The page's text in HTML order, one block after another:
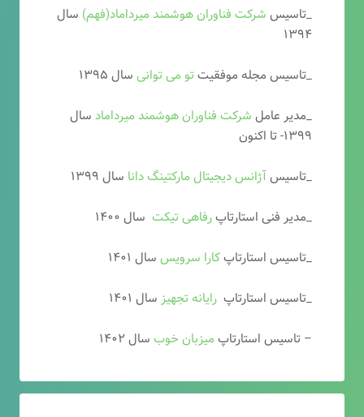
_تاسیس شرکت فناوران هوشمند میرداماد(فهم) سال
۱۳۹۴
_تاسیس مجله موفقیتتو می توانی سال ۱۳۹۵
_مدیر عامل شرکت فناوران هوشمند میرداماد سال
۱۳۹۹- تا اکنون
_تاسیسآژانس دیجیتال مارکتینگ دانا سال ۱۳۹۹
_مدیر فنی استارتاپرفاهی تیکت سال ۱۴۰۰
_تاسیس استارتاپکارا سرویس سال ۱۴۰۱
_تاسیس استارتاپ رایانه تجهیز سال ۱۴۰۱
– تاسیس استارتاپ میزبان خوب سال ۱۴۰۲